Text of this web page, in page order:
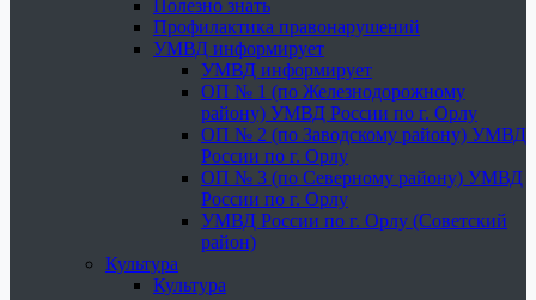
Полезно знать
Профилактика правонарушений
УМВД информирует
УМВД информирует
ОП № 1 (по Железнодорожному
району) УМВД России по г. Орлу
ОП № 2 (по Заводскому району) УМВД
России по г. Орлу
ОП № 3 (по Северному району) УМВД
России по г. Орлу
УМВД России по г. Орлу (Советский
район)
Культура
Культура